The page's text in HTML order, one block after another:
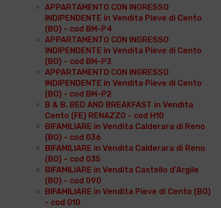
APPARTAMENTO CON INGRESSO
INDIPENDENTE in Vendita Pieve di Cento
(BO) - cod BM-P4
APPARTAMENTO CON INGRESSO
INDIPENDENTE in Vendita Pieve di Cento
(BO) - cod BM-P3
APPARTAMENTO CON INGRESSO
INDIPENDENTE in Vendita Pieve di Cento
(BO) - cod BM-P2
B & B. BED AND BREAKFAST in Vendita
Cento (FE) RENAZZO - cod H10
BIFAMILIARE in Vendita Calderara di Reno
(BO) - cod 036
BIFAMILIARE in Vendita Calderara di Reno
(BO) - cod 035
BIFAMILIARE in Vendita Castello d'Argile
(BO) - cod 090
BIFAMILIARE in Vendita Pieve di Cento (BO)
- cod 010